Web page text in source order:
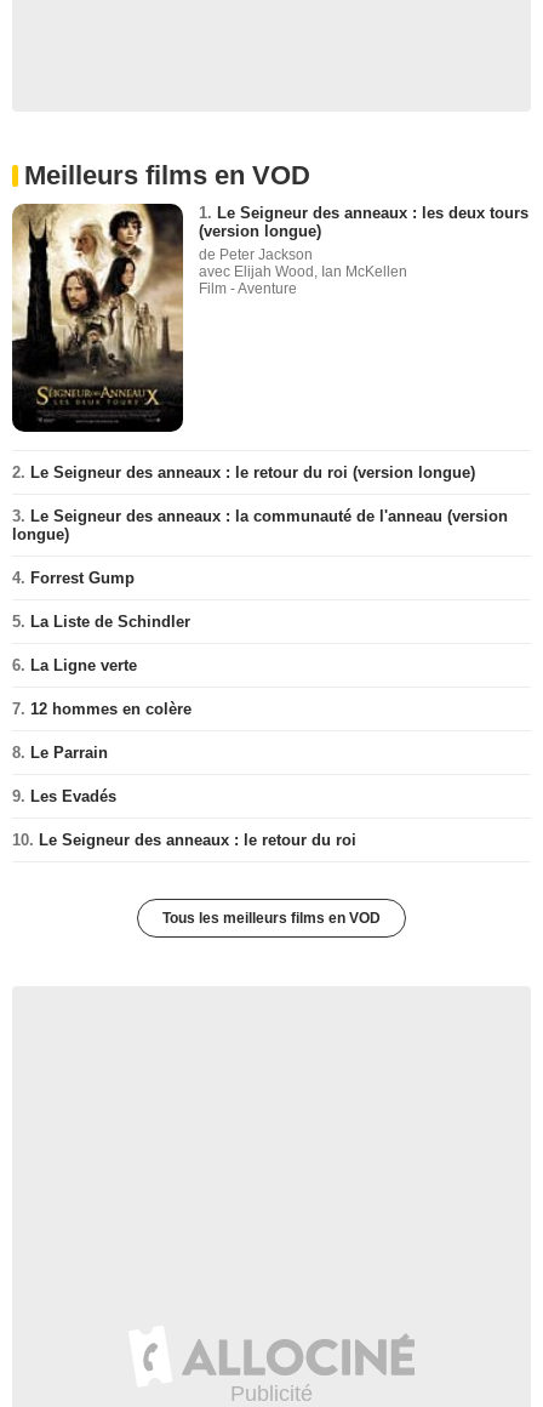
Meilleurs films en VOD
1. Le Seigneur des anneaux : les deux tours
(version longue)
de Peter Jackson
avec Elijah Wood, Ian McKellen
Film - Aventure
2. Le Seigneur des anneaux : le retour du roi (version longue)
3. Le Seigneur des anneaux : la communauté de l'anneau (version
longue)
4. Forrest Gump
5. La Liste de Schindler
6. La Ligne verte
7. 12 hommes en colère
8. Le Parrain
9. Les Evadés
10. Le Seigneur des anneaux : le retour du roi
Tous les meilleurs films en VOD